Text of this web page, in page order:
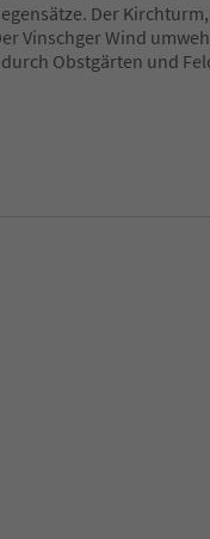
Der
Vinschger Wind
Obstgärten und